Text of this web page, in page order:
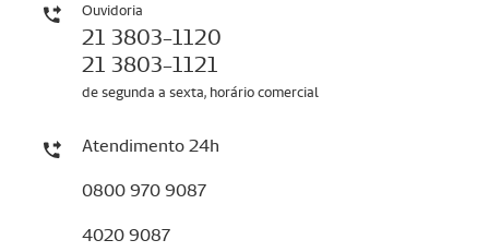
Ouvidoria
21 3803-1120
21 3803-1121
de segunda a sexta, horário comercial
Atendimento 24h
0800 970 9087
4020 9087